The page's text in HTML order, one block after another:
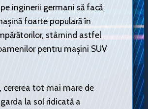
inginerii germani să facă
foarte populară în
stârnind astfel
pentru mașini SUV
cererea tot mai mare de
la sol ridicată a